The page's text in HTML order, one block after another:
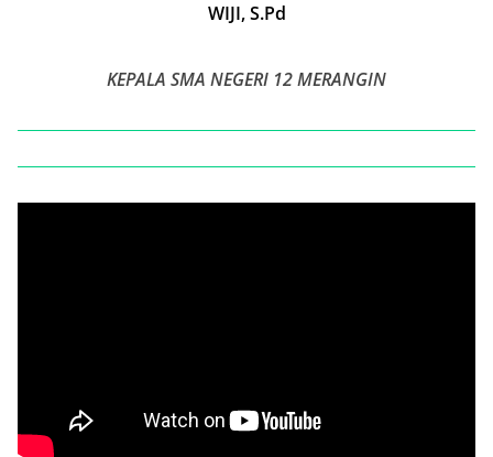
WIJI, S.Pd
KEPALA SMA NEGERI 12 MERANGIN